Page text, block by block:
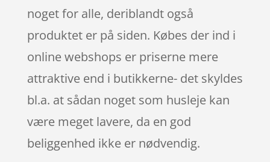
noget for alle, deriblandt også
produktet er på siden. Købes der ind i
online webshops er priserne mere
attraktive end i butikkerne- det skyldes
bl.a. at sådan noget som husleje kan
være meget lavere, da en god
beliggenhed ikke er nødvendig.